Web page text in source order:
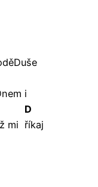
i
mi
D
říkaj